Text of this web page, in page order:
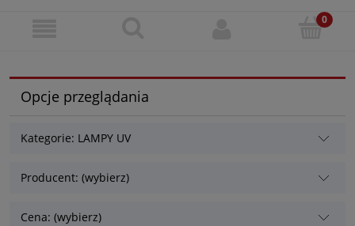
Opcje przeglądania
Kategorie: LAMPY UV
Producent: (wybierz)
Cena: (wybierz)